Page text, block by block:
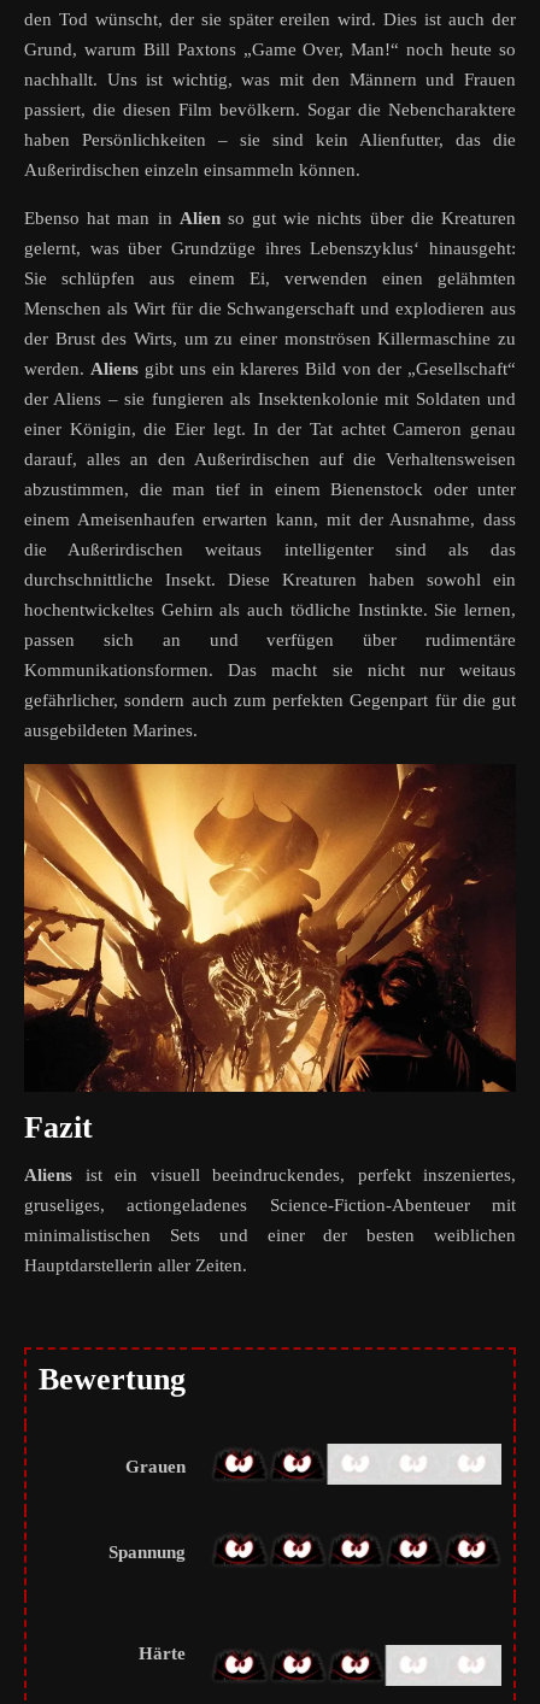
den Tod wünscht, der sie später ereilen wird. Dies ist auch der
Grund, warum Bill Paxtons „Game Over, Man!“ noch heute so
nachhallt. Uns ist wichtig, was mit den Männern und Frauen
passiert, die diesen Film bevölkern. Sogar die Nebencharaktere
haben Persönlichkeiten – sie sind kein Alienfutter, das die
Außerirdischen einzeln einsammeln können.
Ebenso hat man in Alienso gut wie nichts über die Kreaturen
gelernt, was über Grundzüge ihres Lebenszyklus‘ hinausgeht:
Sie schlüpfen aus einem Ei, verwenden einen gelähmten
Menschen als Wirt für die Schwangerschaft und explodieren aus
der Brust des Wirts, um zu einer monströsen Killermaschine zu
werden. Aliensgibt uns ein klareres Bild von der „Gesellschaft“
der Aliens – sie fungieren als Insektenkolonie mit Soldaten und
einer Königin, die Eier legt. In der Tat achtet Cameron genau
darauf, alles an den Außerirdischen auf die Verhaltensweisen
abzustimmen, die man tief in einem Bienenstock oder unter
einem Ameisenhaufen erwarten kann, mit der Ausnahme, dass
die Außerirdischen weitaus intelligenter sind als das
durchschnittliche Insekt. Diese Kreaturen haben sowohl ein
hochentwickeltes Gehirn als auch tödliche Instinkte. Sie lernen,
passen sich an und verfügen über rudimentäre
Kommunikationsformen. Das macht sie nicht nur weitaus
gefährlicher, sondern auch zum perfekten Gegenpart für die gut
ausgebildeten Marines.
Fazit
Aliens ist ein visuell beeindruckendes, perfekt inszeniertes,
gruseliges, actiongeladenes Science-Fiction-Abenteuer mit
minimalistischen Sets und einer der besten weiblichen
Hauptdarstellerin aller Zeiten.
Bewertung
Grauen
Spannung
Härte